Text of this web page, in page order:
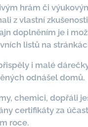
hrám či
z vlastní
doplněním je i
listů na
i malé
odnášel domů.
chemici, dopřáli
certifikáty za
roce.